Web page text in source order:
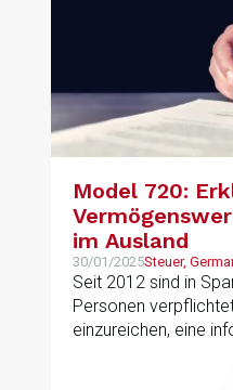
den spanischen
Model 720:
im Ausland
30/01/2025Steuer,
Seit 2012 sind in
Personen
einzureichen, eine